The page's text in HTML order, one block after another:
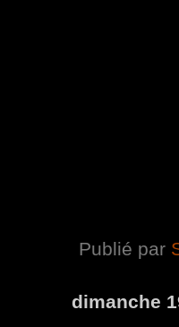
Publié par
dimanche